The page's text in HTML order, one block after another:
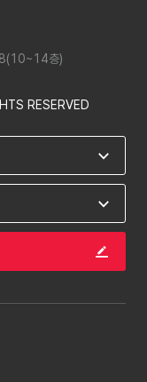
층)
RESERVED